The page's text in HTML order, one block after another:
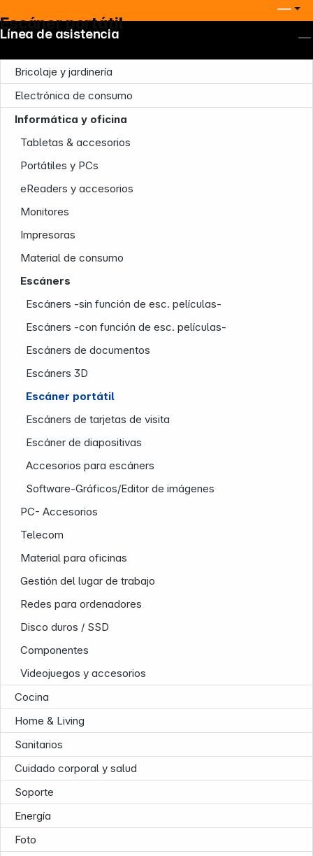
Escáner portátil
Bricolaje y jardinería
Electrónica de consumo
Informática y oficina
Tabletas & accesorios
Portátiles y PCs
eReaders y accesorios
Monitores
Impresoras
Material de consumo
Escáners
Escáners -sin función de esc. películas-
Escáners -con función de esc. películas-
Escáners de documentos
Escáners 3D
Escáner portátil
Escáners de tarjetas de visita
Escáner de diapositivas
Accesorios para escáners
Software-Gráficos/Editor de imágenes
PC- Accesorios
Telecom
Material para oficinas
Gestión del lugar de trabajo
Redes para ordenadores
Disco duros / SSD
Componentes
Videojuegos y accesorios
Cocina
Home & Living
Sanitarios
Cuidado corporal y salud
Soporte
Energía
Foto
Línea de asistencia
Infoterminal
News
Follow us on